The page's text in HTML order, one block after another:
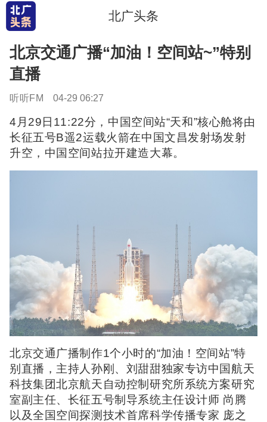
北广头条
北京交通广播“加油！空间站~”特别
直播
听听FM 04-29 06:27
4月29日11:22分，中国空间站“天和”核心舱将由
长征五号B遥2运载火箭在中国文昌发射场发射
升空，中国空间站拉开建造大幕。
北京交通广播制作1个小时的“加油！空间站”特
别直播，主持人孙刚、刘甜甜独家专访中国航天
科技集团北京航天自动控制研究所系统方案研究
室副主任、长征五号制导系统主任设计师 尚腾
以及全国空间探测技术首席科学传播专家 庞之